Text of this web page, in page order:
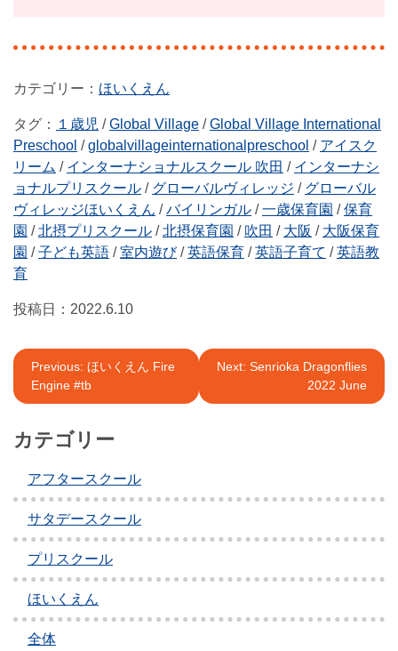
ほいくえん
タグ： １歳児 /Global Village /Global Village International
Preschool /globalvillageinternationalpreschool / アイスク
リーム / インターナショナルスクール 吹田 / インターナシ
ョナルプリスクール / グローバルヴィレッジ / グローバル
ヴィレッジほいくえん /バイリンガル /一歳保育園 /保育
園 /北摂プリスクール /北摂保育園 / 吹田 / 大阪 / 大阪保育
園 /子ども英語 /室内遊び/英語保育 /英語子育て /英語教
育
投稿日： 2022.6.10
投
稿
ナ
ゲ
ー
シ
ョ
ン
Previous: ほいくえん Fire
Engine #tb
Next: Senrioka Dragonflies
2022 June
カテゴリー
アフタースクール
サタデースクール
プリスクール
ほいくえん
全体